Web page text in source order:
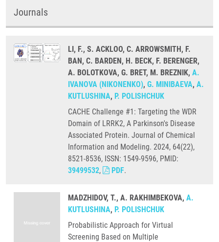
Journals
LI, F., S. ACKLOO, C. ARROWSMITH, F.
BAN, C. BARDEN, H. BECK, F. BERENGER,
A. BOLOTKOVA, G. BRET, M. BREZNIK, A.
IVANOVA (NIKONENKO), G. MINIBAEVA, A.
KUTLUSHINA, P. POLISHCHUK
CACHE Challenge #1: Targeting the WDR
Domain of LRRK2, A Parkinson's Disease
Associated Protein. Journal of Chemical
Information and Modeling. 2024, 64(22),
8521-8536, ISSN: 1549-9596, PMID:
39499532, PDF.
MADZHIDOV, T., A. RAKHIMBEKOVA, A.
KUTLUSHINA, P. POLISHCHUK
Probabilistic Approach for Virtual
Screening Based on Multiple